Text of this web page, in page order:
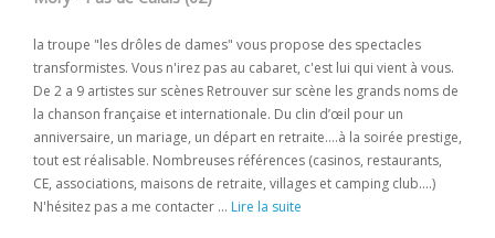
la troupe "les drôles de dames" vous propose des spectacles
transformistes. Vous n'irez pas au cabaret, c'est lui qui vient à vous.
De 2 a 9 artistes sur scènes Retrouver sur scène les grands noms de
la chanson française et internationale. Du clin d’œil pour un
anniversaire, un mariage, un départ en retraite....à la soirée prestige,
tout est réalisable. Nombreuses références (casinos, restaurants,
CE, associations, maisons de retraite, villages et camping club....)
N'hésitez pas a me contacter ... Lire la suite